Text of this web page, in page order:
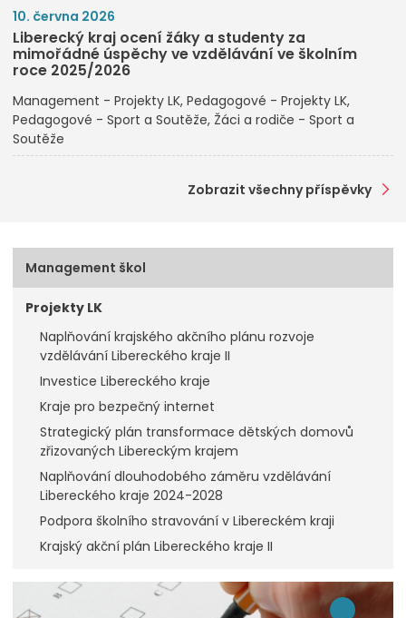
10. června 2026
Liberecký kraj ocení žáky a studenty za
mimořádné úspěchy ve vzdělávání ve školním
roce 2025/2026
Management - Projekty LK Pedagogové - Projekty LK
Pedagogové - Sport a Soutěže Žáci a rodiče - Sport a
Soutěže
Zobrazit všechny příspěvky
Management škol
Projekty LK
Naplňování krajského akčního plánu rozvoje
vzdělávání Libereckého kraje II
Investice Libereckého kraje
Kraje pro bezpečný internet
Strategický plán transformace dětských domovů
zřizovaných Libereckým krajem
Naplňování dlouhodobého záměru vzdělávání
Libereckého kraje 2024-2028
Podpora školního stravování v Libereckém kraji
Krajský akční plán Libereckého kraje II